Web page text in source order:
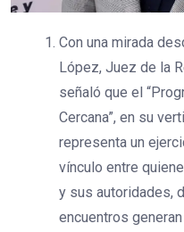
Con una mirada
López, Juez de la
señaló que el
Cercana”, en su
representa un
vínculo entre
y sus autoridades,
encuentros